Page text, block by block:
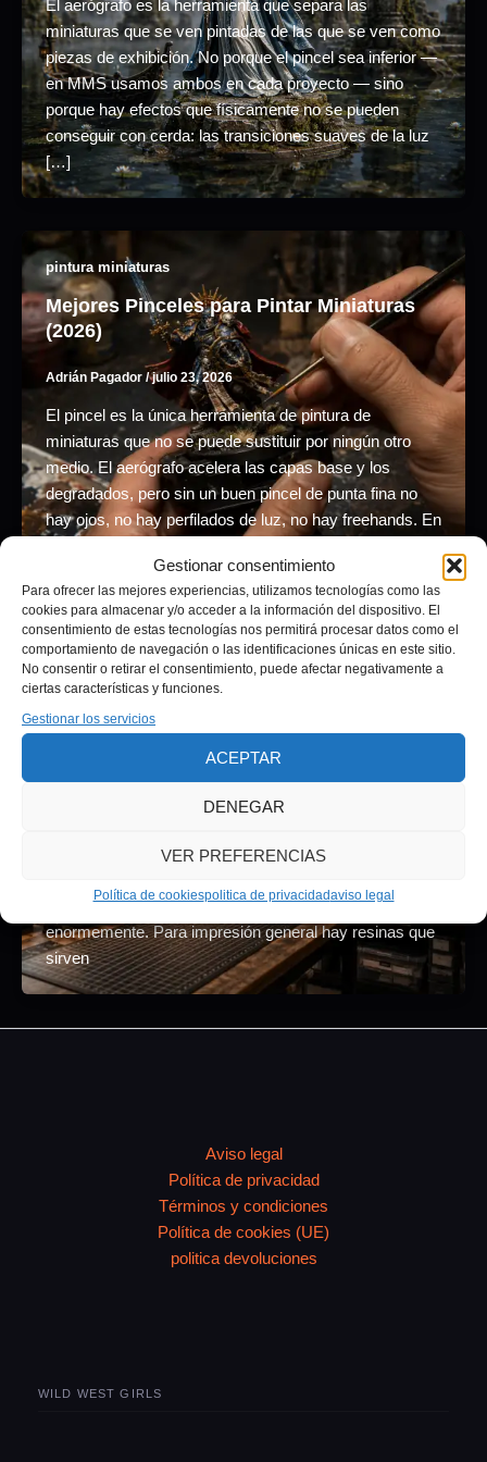
Gestionar consentimiento
Para ofrecer las mejores experiencias, utilizamos tecnologías como las
cookies para almacenar y/o acceder a la información del dispositivo. El
consentimiento de estas tecnologías nos permitirá procesar datos como el
comportamiento de navegación o las identificaciones únicas en este sitio.
No consentir o retirar el consentimiento, puede afectar negativamente a
ciertas características y funciones.
Gestionar los servicios
ACEPTAR
DENEGAR
VER PREFERENCIAS
Política de cookiespolitica de privacidadaviso legal
El aerógrafo es la herramienta que separa las
miniaturas que se ven pintadas de las que se ven como
piezas de exhibición. No porque el pincel sea inferior —
en MMS usamos ambos en cada proyecto — sino
porque hay efectos que físicamente no se pueden
conseguir con cerda: las transiciones suaves de la luz
[…]
pintura miniaturas
Mejores Pinceles para Pintar Miniaturas
(2026)
Adrián Pagador /julio 23, 2026
El pincel es la única herramienta de pintura de
miniaturas que no se puede sustituir por ningún otro
medio. El aerógrafo acelera las capas base y los
degradados, pero sin un buen pincel de punta fina no
hay ojos, no hay perfilados de luz, no hay freehands. En
Impresión 3D
mejores-resinas-para-miniaturas
Adrián Pagador/julio 2, 2026
ImprimirMiniaturas en 3D Tipos de resina: estándar,
qué importa la elección y cómo preparar la superficie
miniaturas El mercado de resinas ha crecido
enormemente. Para impresión general hay resinas que
sirven
Aviso legal
Política de privacidad
Términos y condiciones
Política de cookies (UE)
politica devoluciones
WILD WEST GIRLS